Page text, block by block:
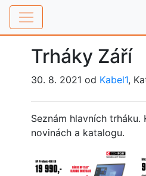
Trháky Září
30. 8. 2021 od Kabel1,
Seznám hlavních
novinách a katalogu.